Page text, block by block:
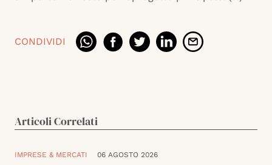
CONDIVIDI
Articoli Correlati
IMPRESE & MERCATI 06 AGOSTO 2026